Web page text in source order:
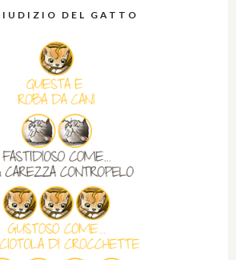
DEL GATTO